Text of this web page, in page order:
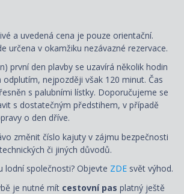
a uvedená cena je pouze orientační.
určena v okamžiku nezávazné rezervace.
první den plavby se uzavírá několik hodin
nejpozději však 120 minut. Čas
s palubními lístky. Doporučujeme se
s dostatečným předstihem, v případě
o den dříve.
změnit číslo kajuty v zájmu bezpečnosti
či jiných důvodů.
lodní společnosti? Objevte ZDE svět výhod.
je nutné mít cestovní pas platný ještě